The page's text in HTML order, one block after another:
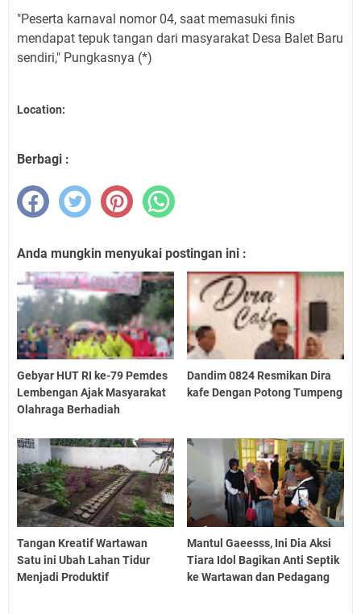
"Peserta karnaval nomor 04, saat memasuki finis
mendapat tepuk tangan dari masyarakat Desa Balet Baru
sendiri," Pungkasnya (*)
Location:
Berbagi :
Anda mungkin menyukai postingan ini :
Gebyar HUT RI ke-79 Pemdes
Lembengan Ajak Masyarakat
Olahraga Berhadiah
Dandim 0824 Resmikan Dira
kafe Dengan Potong Tumpeng
Tangan Kreatif Wartawan
Satu ini Ubah Lahan Tidur
Menjadi Produktif
Mantul Gaeesss, Ini Dia Aksi
Tiara Idol Bagikan Anti Septik
ke Wartawan dan Pedagang